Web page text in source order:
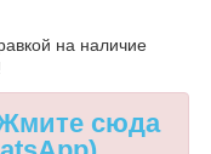
на наличие
сюда